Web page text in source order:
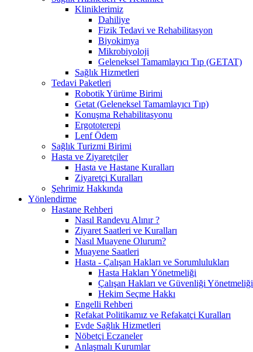
Kliniklerimiz
Dahiliye
Fizik Tedavi ve Rehabilitasyon
Biyokimya
Mikrobiyoloji
Geleneksel Tamamlayıcı Tıp (GETAT)
Sağlık Hizmetleri
Tedavi Paketleri
Robotik Yürüme Birimi
Getat (Geleneksel Tamamlayıcı Tıp)
Konuşma Rehabilitasyonu
Ergototerepi
Lenf Ödem
Sağlık Turizmi Birimi
Hasta ve Ziyaretçiler
Hasta ve Hastane Kuralları
Ziyaretçi Kuralları
Şehrimiz Hakkında
Yönlendirme
Hastane Rehberi
Nasıl Randevu Alınır ?
Ziyaret Saatleri ve Kuralları
Nasıl Muayene Olurum?
Muayene Saatleri
Hasta - Çalışan Hakları ve Sorumlulukları
Hasta Hakları Yönetmeliği
Çalışan Hakları ve Güvenliği Yönetmeliği
Hekim Seçme Hakkı
Engelli Rehberi
Refakat Politikamız ve Refakatçi Kuralları
Evde Sağlık Hizmetleri
Nöbetçi Eczaneler
Anlaşmalı Kurumlar